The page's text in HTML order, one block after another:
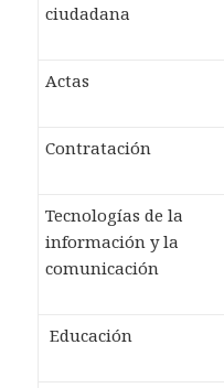
ciudadana
Actas
Contratación
Tecnologías de la
información y la
comunicación
Educación